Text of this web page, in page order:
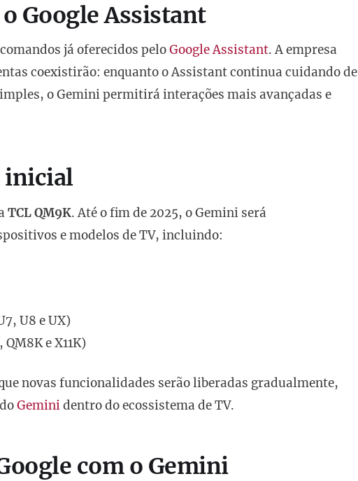
Google Assistant
já oferecidos peloGoogle Assistant. A empresa
coexistirão: enquanto o Assistant continua cuidando de
o Gemini permitirá interações mais avançadas e
inicial
TCL QM9K. Até o fim de 2025, o Gemini será
e modelos de TV, incluindo:
U8 e UX)
QM8K e X11K)
novas funcionalidades serão liberadas gradualmente,
Geminidentro do ecossistema de TV.
com o Gemini